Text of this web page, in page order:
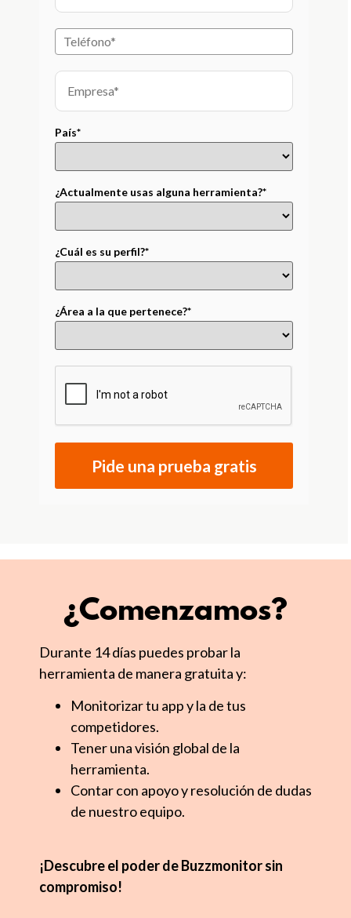
País*
¿Actualmente usas alguna herramienta?*
¿Cuál es su perfil?*
¿Área a la que pertenece?*
Pide una prueba gratis
¿Comenzamos?
Durante 14 días puedes probar la
herramienta de manera gratuita y:
Monitorizar tu app y la de tus
competidores.
Tener una visión global de la
herramienta.
Contar con apoyo y resolución de dudas
de nuestro equipo.
¡Descubre el poder de Buzzmonitor sin
compromiso!